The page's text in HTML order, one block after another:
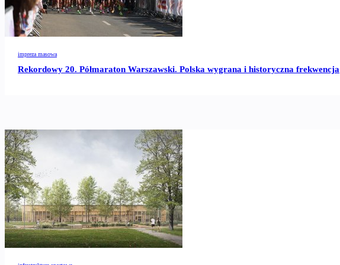
impreza masowa
Rekordowy 20. Półmaraton Warszawski. Polska wygrana i historyczna frekwencja